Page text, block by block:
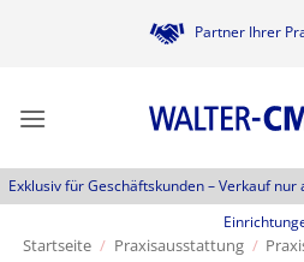
Partner Ihrer
Exklusiv für Geschäftskunden –Verkauf nur
Startseite / Praxisausstattung /